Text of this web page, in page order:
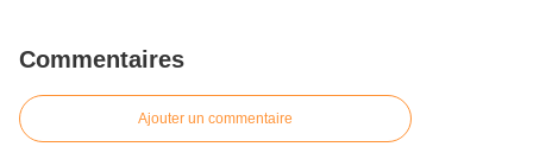
Commentaires
Ajouter un commentaire